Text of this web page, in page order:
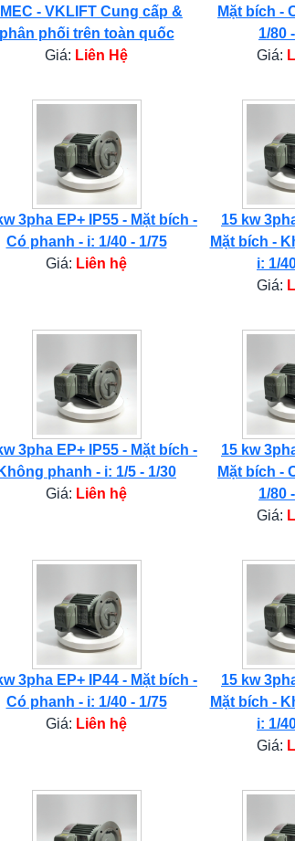
- VKLIFT Cung cấp &
phân phối trên toàn quốc
Giá: Liên Hệ
Mặt bích -
1/80
Giá:
3pha EP+ IP55 - Mặt bích -
Có phanh - i: 1/40 - 1/75
Giá: Liên hệ
15 kw
Mặt bích -
i: 1/
Giá:
3pha EP+ IP55 - Mặt bích -
Không phanh - i: 1/5 - 1/30
Giá: Liên hệ
15 kw
Mặt bích -
1/80
Giá:
3pha EP+ IP44 - Mặt bích -
Có phanh - i: 1/40 - 1/75
Giá: Liên hệ
15 kw
Mặt bích -
i: 1/
Giá: